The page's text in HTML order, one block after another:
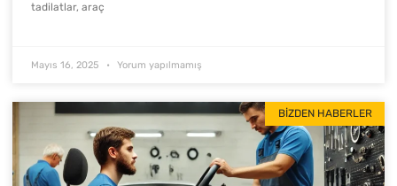
tadilatlar, araç
Mayıs 16, 2025 Yorum yapılmamış
BIZDEN HABERLER